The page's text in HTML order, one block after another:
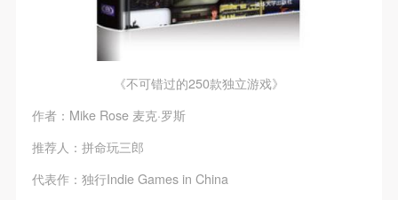
《不可错过的250款独立游戏》
作者：Mike Rose 麦克·罗斯
推荐人：拼命玩三郎
代表作：独行Indie Games in China